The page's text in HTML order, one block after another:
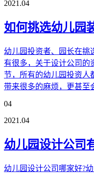
2021.04
如何挑选幼儿园
幼儿园投资者、园长在挑
有很多，关于设计公司的
节，所有的幼儿园投资人
带来很多的麻烦，更甚至
04
2021.04
幼儿园设计公司
幼儿园设计公司哪家好?